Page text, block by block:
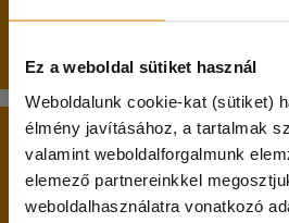
Ez a weboldal sütiket használ
Weboldalunk cookie-kat (sütiket)
élmény javításához, a tartalmak
valamint weboldalforgalmunk
elemező partnereinkkel
weboldalhasználatra vonatkozó
és ki is választottak
A belépés két alapfeltétele:
betöltött 17. életév;